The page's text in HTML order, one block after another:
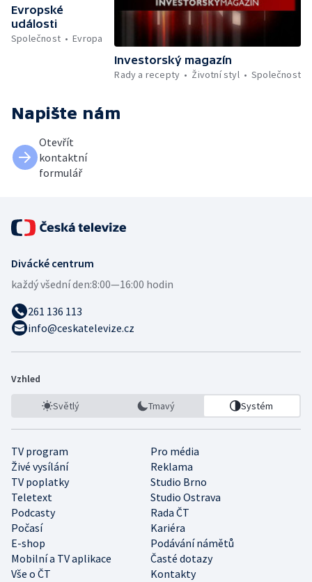
Evropské
události
Společnost
Evropa
Investorský magazín
Rady a recepty
Životní styl Společnost
Napište nám
Otevřít
kontaktní
formulář
Divácké centrum
každý všední den:8:00—16:00 hodin
261 136 113
info@ceskatelevize.cz
Vzhled
Světlý Tmavý Systém
TV program
Pro média
Živé vysílání
Reklama
TV poplatky
Studio Brno
Teletext
Studio Ostrava
Podcasty
Rada ČT
Počasí
Kariéra
E-shop
Podávání námětů
Mobilní a TV aplikace
Časté dotazy
Vše o ČT
Kontakty